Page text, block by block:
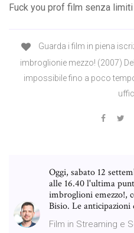
Fuck you prof film senza limiti
Guarda i film in piena
imbroglionie mezzo! (2007)
impossibile fino a poco
Oggi, sabato 12
alle 16.40 l'ultima
imbroglioni emezzo!,
Bisio. Le anticipazioni
Film in Streaming e